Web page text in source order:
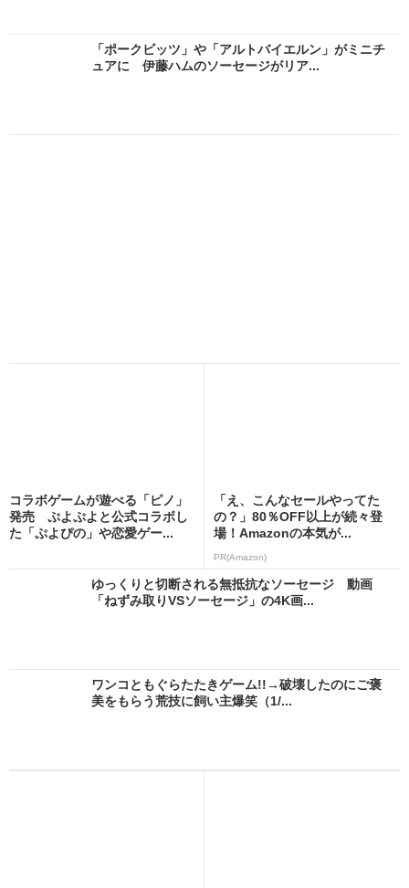
「ポークビッツ」や「アルトバイエルン」がミニチ
ュアに 伊藤ハムのソーセージがリア...
コラボゲームが遊べる「ピノ」
発売 ぷよぷよと公式コラボし
た「ぷよぴの」や恋愛ゲー...
「え、こんなセールやってた
の？」80％OFF以上が続々登
場！Amazonの本気が...
PR(Amazon)
ゆっくりと切断される無抵抗なソーセージ 動画
「ねずみ取りVSソーセージ」の4K画...
ワンコともぐらたたきゲーム!!→破壊したのにご褒
美をもらう荒技に飼い主爆笑（1/...